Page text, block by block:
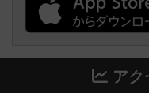
アク